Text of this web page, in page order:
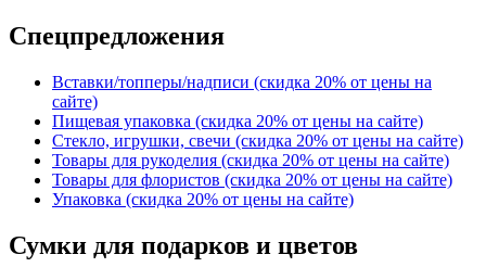
Спецпредложения
Вставки/топперы/надписи (скидка 20% от цены на
сайте)
Пищевая упаковка (скидка 20% от цены на сайте)
Стекло, игрушки, свечи (скидка 20% от цены на сайте)
Товары для рукоделия (скидка 20% от цены на сайте)
Товары для флористов (скидка 20% от цены на сайте)
Упаковка (скидка 20% от цены на сайте)
Сумки для подарков и цветов